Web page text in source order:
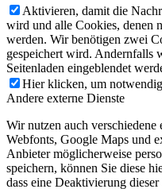
Aktivieren, damit die
wird und alle Cookies, denen
werden. Wir benötigen zwei
gespeichert wird. Andernfalls
Seitenladen eingeblendet
Hier klicken, um
Andere externe Dienste
Wir nutzen auch
Webfonts, Google Maps und
Anbieter möglicherweise
speichern, können Sie diese
dass eine Deaktivierung